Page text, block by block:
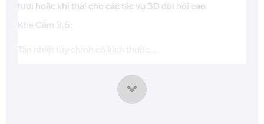
tươi hoặc khí thải cho các tác vụ 3D đòi hỏi cao.
Khe Cắm 3.5: